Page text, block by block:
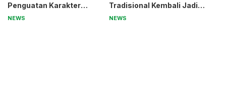
Penguatan Karakter
Generasi Muda
NEWS
Tradisional Kembali Jadi
Magnet
NEWS